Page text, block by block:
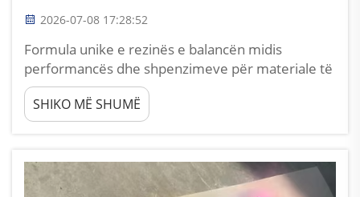
2026-07-08 17:28:52
Formula unike e rezinës e balancën midis
performancës dhe shpenzimeve për materiale të
para Për prodhuesit e metaleve me sasi të vogla,
kostoja e mbulimit për mbrojtje dhe shpenzimet
për blerjen e materialeve të para janë një
pluhuri i përzier epoksi poliester...
SHIKO MË SHUMË